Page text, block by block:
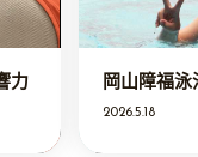
力 岡山障福
2026.5.18